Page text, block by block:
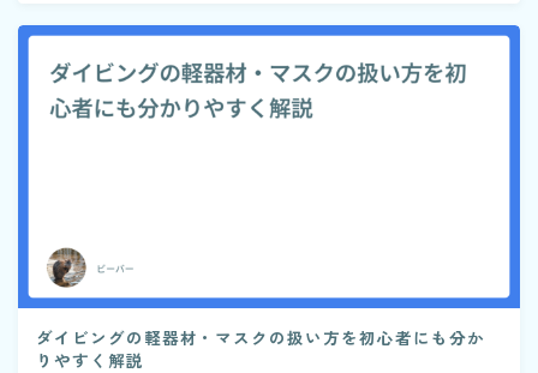
ダイビングの軽器材・マスクの扱い方を初心者にも分か
りやすく解説